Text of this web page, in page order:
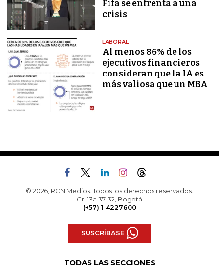
Fifa se enfrenta a una
crisis
LABORAL
Al menos 86% de los
ejecutivos financieros
consideran que la IA es
más valiosa que un MBA
© 2026, RCN Medios. Todos los derechos reservados.
Cr. 13a 37-32, Bogotá
(+57) 1 4227600
SUSCRÍBASE
TODAS LAS SECCIONES